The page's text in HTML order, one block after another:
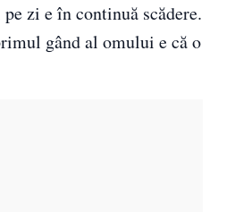
zi e în continuă scădere.
gând al omului e că o